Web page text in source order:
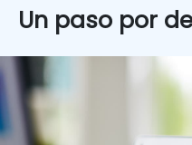
Un paso por